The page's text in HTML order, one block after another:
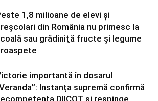
1,8 milioane de elevi şi
din România nu primesc la
sau grădiniţă fructe şi legume
importantă în dosarul
Instanța supremă confirmă
DIICOT și respinge